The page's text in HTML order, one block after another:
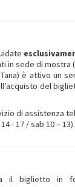
in sede di mostra
è attivo un
del
di assistenza
- 17 / sab 10 – 13).
il biglietto in